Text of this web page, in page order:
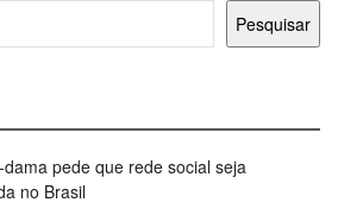
Pesquisar
dama pede que rede social seja
no Brasil